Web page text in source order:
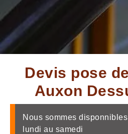
Devis pose
Auxon
Nous sommes
lundi au samedi